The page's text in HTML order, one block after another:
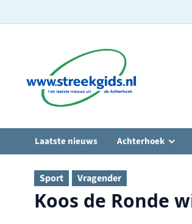
inhoud
Laatste nieuws Achterhoek
Sport Vragender
Koos de Ronde